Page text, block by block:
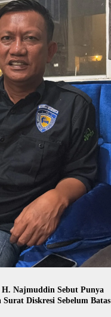
H. Najmuddin Sebut Punya
Diskresi Sebelum Batas